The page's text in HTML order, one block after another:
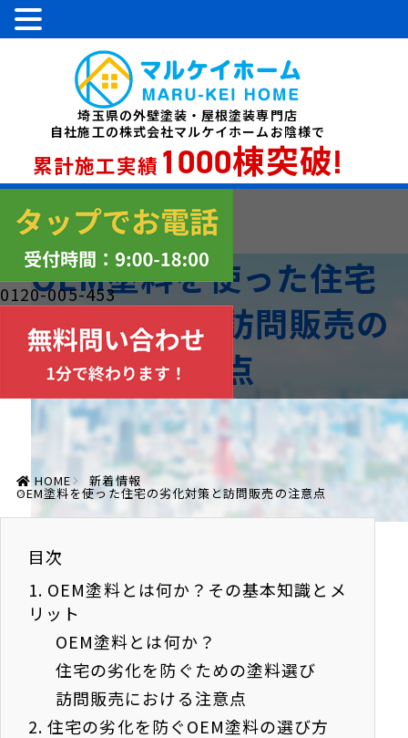
埼玉県の外壁塗装・屋根塗装専門店
自社施工の株式会社マルケイホームお陰様で
累計施工実績 1000棟突破!
0120-005-453
OEM塗料を使った住宅
の劣化対策と訪問販売の
注意点
HOME 新着情報
OEM塗料を使った住宅の劣化対策と訪問販売の注意点
目次
1. OEM塗料とは何か？その基本知識とメ
リット
OEM塗料とは何か？
住宅の劣化を防ぐための塗料選び
訪問販売における注意点
2.住宅の劣化を防ぐOEM塗料の選び方